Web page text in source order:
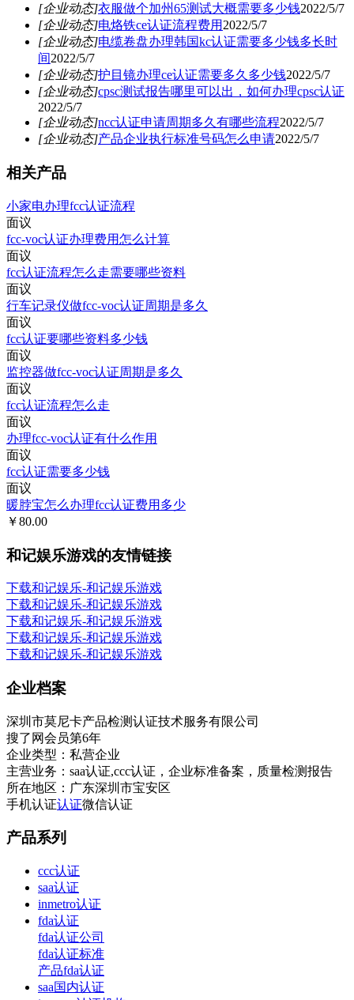
[企业动态]衣服做个加州65测试大概需要多少钱2022/5/7
[企业动态]电烙铁ce认证流程费用2022/5/7
[企业动态]电缆卷盘办理韩国kc认证需要多少钱多长时
间2022/5/7
[企业动态]护目镜办理ce认证需要多久多少钱2022/5/7
[企业动态]cpsc测试报告哪里可以出，如何办理cpsc认证
2022/5/7
[企业动态]ncc认证申请周期多久有哪些流程2022/5/7
[企业动态]产品企业执行标准号码怎么申请2022/5/7
相关产品
小家电办理fcc认证流程
面议
fcc-voc认证办理费用怎么计算
面议
fcc认证流程怎么走需要哪些资料
面议
行车记录仪做fcc-voc认证周期是多久
面议
fcc认证要哪些资料多少钱
面议
监控器做fcc-voc认证周期是多久
面议
fcc认证流程怎么走
面议
办理fcc-voc认证有什么作用
面议
fcc认证需要多少钱
面议
暖脖宝怎么办理fcc认证费用多少
￥80.00
和记娱乐游戏的友情链接
下载和记娱乐-和记娱乐游戏
下载和记娱乐-和记娱乐游戏
下载和记娱乐-和记娱乐游戏
下载和记娱乐-和记娱乐游戏
下载和记娱乐-和记娱乐游戏
企业档案
深圳市莫尼卡产品检测认证技术服务有限公司
搜了网会员第6年
企业类型： 私营企业
主营业务： saa认证,ccc认证，企业标准备案，质量检测报告
所在地区： 广东深圳市宝安区
手机认证认证微信认证
产品系列
ccc认证
saa认证
inmetro认证
fda认证
fda认证公司
fda认证标准
产品fda认证
saa国内认证